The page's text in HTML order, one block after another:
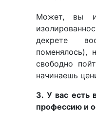
Может, вы
декрете
поменялось),
свободно
начинаешь
3. У вас есть
профессию и